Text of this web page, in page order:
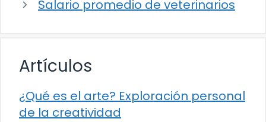
Salario promedio de veterinarios
Artículos
¿Qué es el arte? Exploración personal
de la creatividad